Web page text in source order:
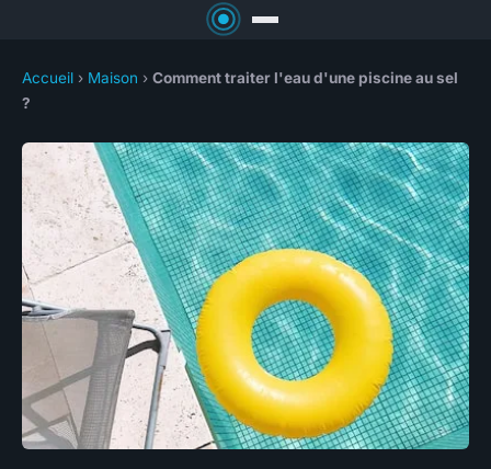
Accueil › Maison › Comment traiter l'eau d'une piscine au sel
?